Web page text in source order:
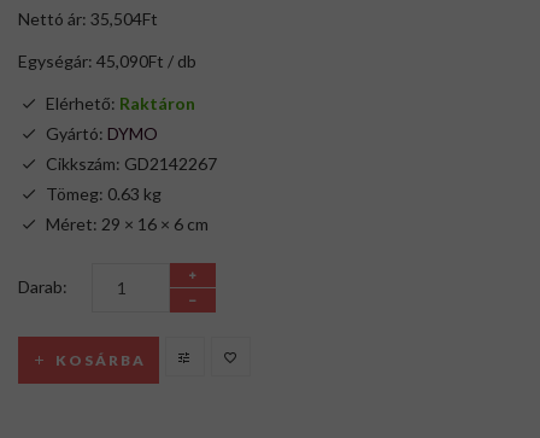
Nettó ár: 35,504Ft
Egységár: 45,090Ft / db
Elérhető: Raktáron
Gyártó: DYMO
Cikkszám: GD2142267
Tömeg: 0.63 kg
Méret: 29 × 16 × 6 cm
Darab:
KOSÁRBA